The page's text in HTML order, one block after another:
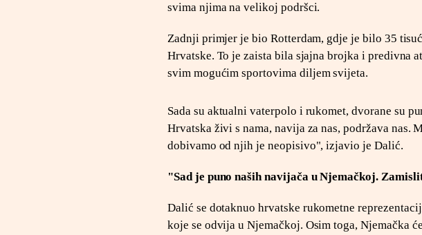
svima njima na velikoj podršci.
Zadnji primjer je bio Rotterdam, gdje je bilo 35
Hrvatske. To je zaista bila sjajna brojka i predivna
svim mogućim sportovima diljem svijeta.
Sada su aktualni vaterpolo i rukomet, dvorane su
Hrvatska živi s nama, navija za nas, podržava nas.
dobivamo od njih je neopisivo", izjavio je Dalić.
"Sad je puno naših navijača u Njemačkoj.
Dalić se dotaknuo hrvatske rukometne
koje se odvija u Njemačkoj. Osim toga, Njemačka